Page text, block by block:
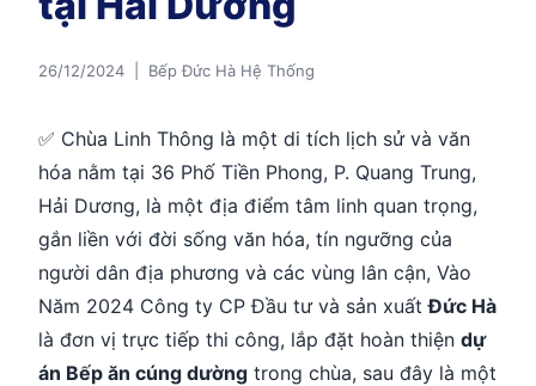
26/12/2024 | Bếp Đức Hà Hệ Thống
✅ Chùa Linh Thông là một di tích lịch sử và văn
hóa nằm tại 36 Phố Tiền Phong, P. Quang Trung,
Hải Dương, là một địa điểm tâm linh quan trọng,
gắn liền với đời sống văn hóa, tín ngưỡng của
người dân địa phương và các vùng lân cận, Vào
Năm 2024 Công ty CP Đầu tư và sản xuấtĐức Hà
là đơn vị trực tiếp thi công, lắp đặt hoàn thiện dự
án Bếp ăn cúng dường trong chùa, sau đây là một